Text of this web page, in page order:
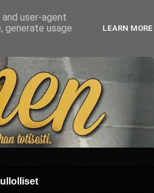
user-agent
generate usage
LEARN MORE